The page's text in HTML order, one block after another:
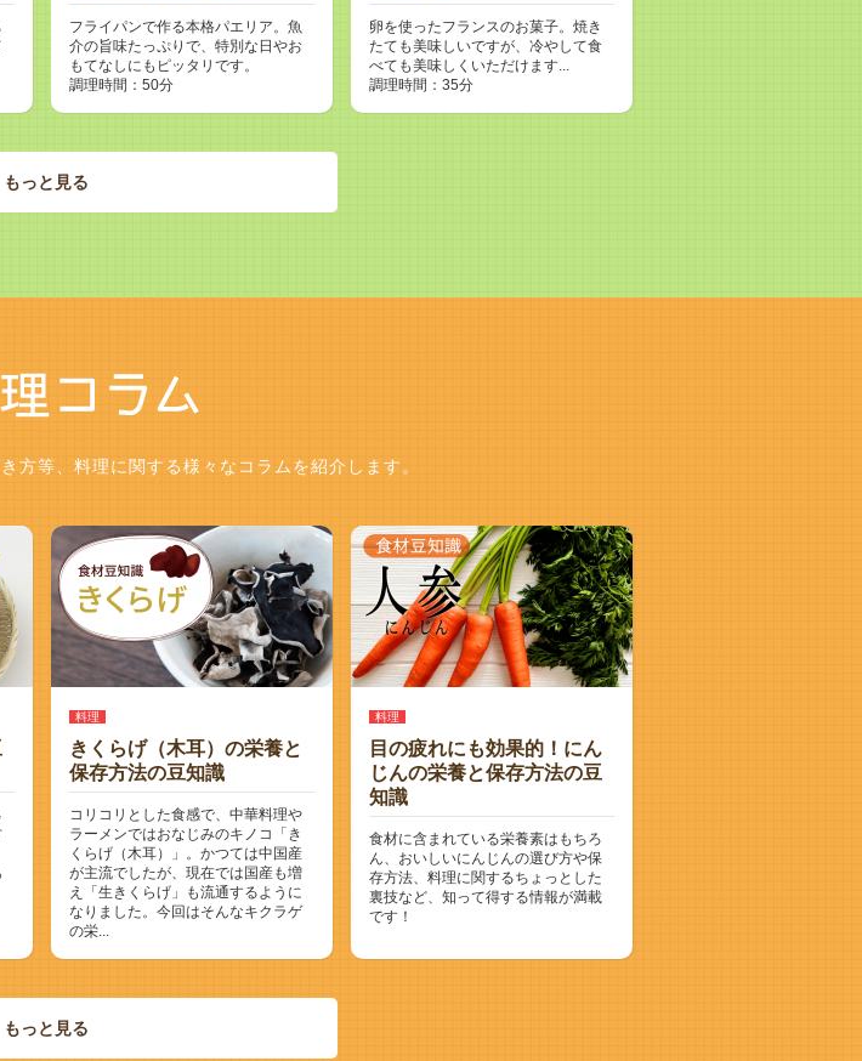
フライパンで作る本格パエリア。魚
介の旨味たっぷりで、特別な日やお
もてなしにもピッタリです。
調理時間：50分
卵を使ったフランスのお菓子。焼き
たても美味しいですが、冷やして食
べても美味しくいただけます...
調理時間：35分
もっと見る
方等、料理に関する様々なコラムを紹介します。
料理
きくらげ（木耳）の栄養と
保存方法の豆知識
コリコリとした食感で、中華料理や
ラーメンではおなじみのキノコ「き
くらげ（木耳）」。かつては中国産
が主流でしたが、現在では国産も増
え「生きくらげ」も流通するように
なりました。今回はそんなキクラゲ
の栄...
料理
目の疲れにも効果的！にん
じんの栄養と保存方法の豆
知識
食材に含まれている栄養素はもちろ
ん、おいしいにんじんの選び方や保
存方法、料理に関するちょっとした
裏技など、知って得する情報が満載
です！
もっと見る